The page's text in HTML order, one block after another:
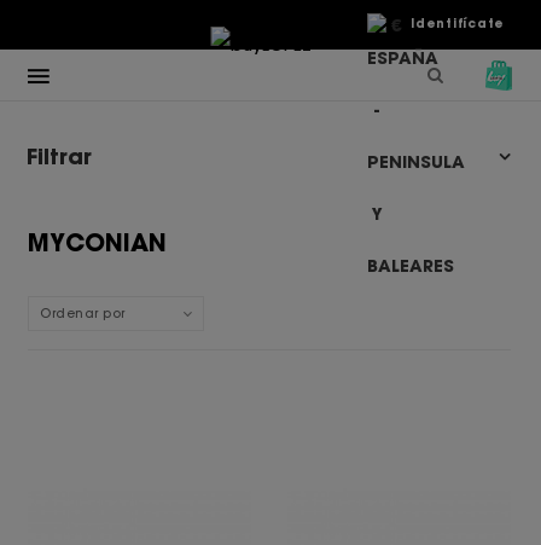
Identifícate
€
MYCONIAN
Ordenar por
Filtrar